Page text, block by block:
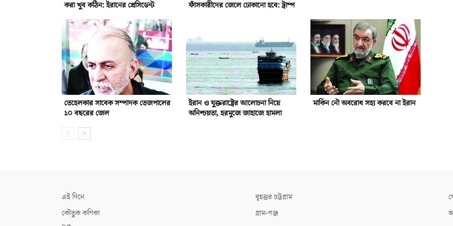
করা খুব কঠিন: ইরানের প্রেসিডেন্ট
ফাঁসকারীদের জেলে ঢোকানো হবে: ট্রাম্প
তেহেলকার সাবেক সম্পাদক তেজপালের
১০ বছরের জেল
ইরান ও যুক্তরাষ্ট্রের আলোচনা নিয়ে
অনিশ্চয়তা, হরমুজে জাহাজে হামলা
মার্কিন নৌ অবরোধ সহ্য করবে না ইরান
এই দিনে
কৌতুক কণিকা
বৃহত্তর চট্টগ্রাম
গ্রাম-গঞ্জ